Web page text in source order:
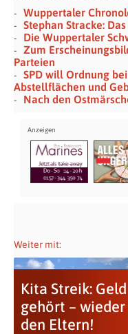
Wuppertaler
Stephan Stracke:
Die Wuppertaler
Zum
Parteien
SPD will Ordnung
Abstellflächen und
Nach den
Weiter mit:
Kita Streik: Geld
gehört – wieder
den Eltern!